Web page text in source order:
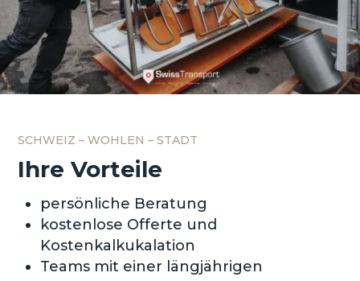
SCHWEIZ – WOHLEN – STADT
Ihre Vorteile
persönliche Beratung
kostenlose Offerte und
Kostenkalkukalation
Teams mit einer längjährigen